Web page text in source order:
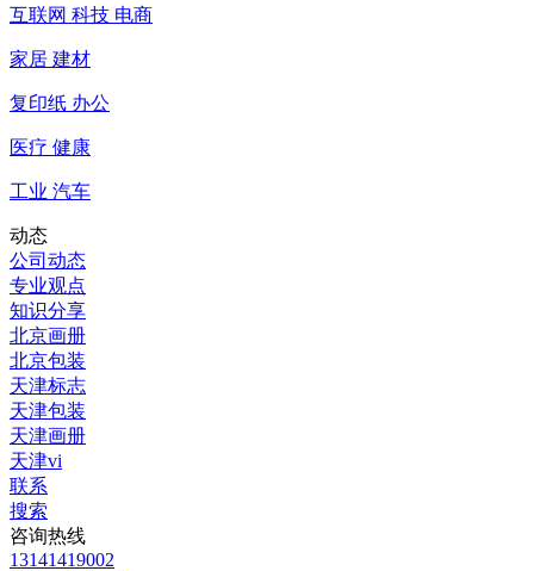
互联网 科技 电商
家居 建材
复印纸 办公
医疗 健康
工业 汽车
动态
公司动态
专业观点
知识分享
北京画册
北京包装
天津标志
天津包装
天津画册
天津vi
联系
搜索
咨询热线
13141419002